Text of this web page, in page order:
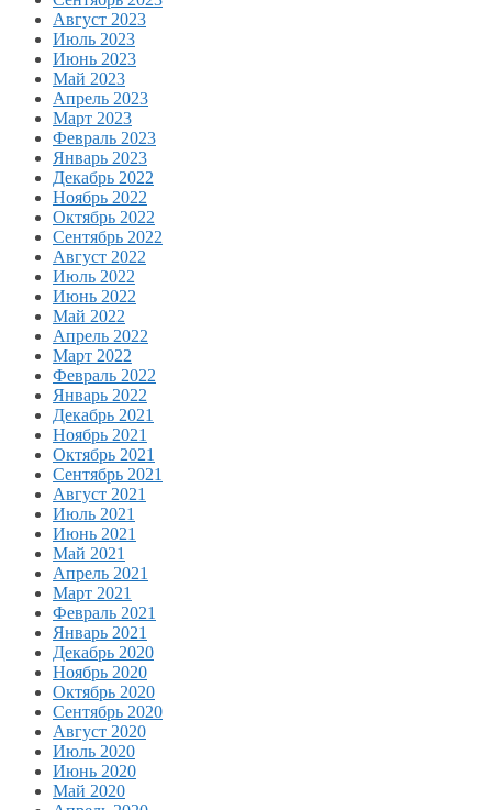
Август 2023
Июль 2023
Июнь 2023
Май 2023
Апрель 2023
Март 2023
Февраль 2023
Январь 2023
Декабрь 2022
Ноябрь 2022
Октябрь 2022
Сентябрь 2022
Август 2022
Июль 2022
Июнь 2022
Май 2022
Апрель 2022
Март 2022
Февраль 2022
Январь 2022
Декабрь 2021
Ноябрь 2021
Октябрь 2021
Сентябрь 2021
Август 2021
Июль 2021
Июнь 2021
Май 2021
Апрель 2021
Март 2021
Февраль 2021
Январь 2021
Декабрь 2020
Ноябрь 2020
Октябрь 2020
Сентябрь 2020
Август 2020
Июль 2020
Июнь 2020
Май 2020